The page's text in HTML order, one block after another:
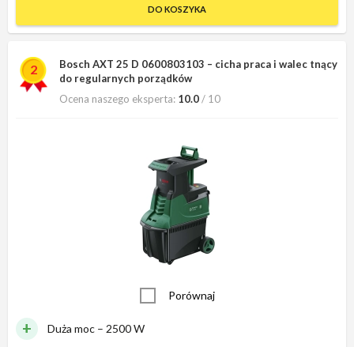
DO KOSZYKA
2
Bosch AXT 25 D 0600803103 – cicha praca i walec tnący
do regularnych porządków
Ocena naszego eksperta: 10.0/ 10
Porównaj
Duża moc – 2500 W